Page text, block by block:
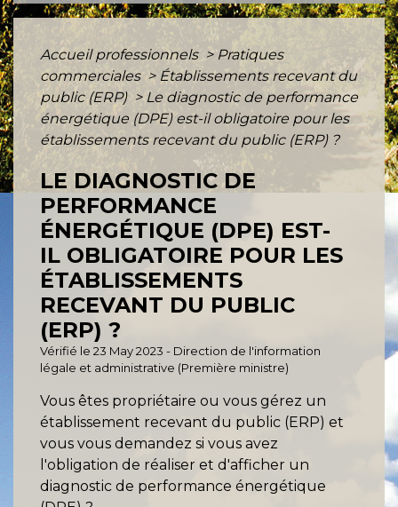
Accueil professionnels > Pratiques
commerciales > Établissements recevant du
public (ERP) > Le diagnostic de performance
énergétique (DPE) est-il obligatoire pour les
établissements recevant du public (ERP) ?
LE DIAGNOSTIC DE
PERFORMANCE
ÉNERGÉTIQUE (DPE) EST-
IL OBLIGATOIRE POUR LES
ÉTABLISSEMENTS
RECEVANT DU PUBLIC
(ERP) ?
Vérifié le 23 May 2023 - Direction de l'information
légale et administrative (Première ministre)
Vous êtes propriétaire ou vous gérez un
établissement recevant du public (ERP) et
vous vous demandez si vous avez
l'obligation de réaliser et d'afficher un
diagnostic de performance énergétique